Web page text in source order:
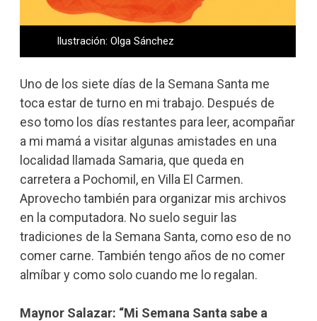
Ilustración: Olga Sánchez
Uno de los siete días de la Semana Santa me
toca estar de turno en mi trabajo. Después de
eso tomo los días restantes para leer, acompañar
a mi mamá a visitar algunas amistades en una
localidad llamada Samaria, que queda en
carretera a Pochomil, en Villa El Carmen.
Aprovecho también para organizar mis archivos
en la computadora. No suelo seguir las
tradiciones de la Semana Santa, como eso de no
comer carne. También tengo años de no comer
almíbar y como solo cuando me lo regalan.
Maynor Salazar: “Mi Semana Santa sabe a